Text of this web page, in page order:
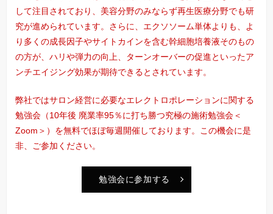
して注目されており、美容分野のみならず再生医療分野でも研
究が進められています。さらに、エクソソーム単体よりも、よ
り多くの成長因子やサイトカインを含む幹細胞培養液そのもの
の方が、ハリや弾力の向上、ターンオーバーの促進といったア
ンチエイジング効果が期待できるとされています。
弊社ではサロン経営に必要なエレクトロポレーションに関する
勉強会（10年後 廃業率95％に打ち勝つ究極の施術勉強会＜
Zoom＞）を無料でほぼ毎週開催しております。この機会に是
非、ご参加ください。
勉強会に参加する